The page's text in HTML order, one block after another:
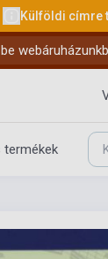
Külföldi címre
termékek